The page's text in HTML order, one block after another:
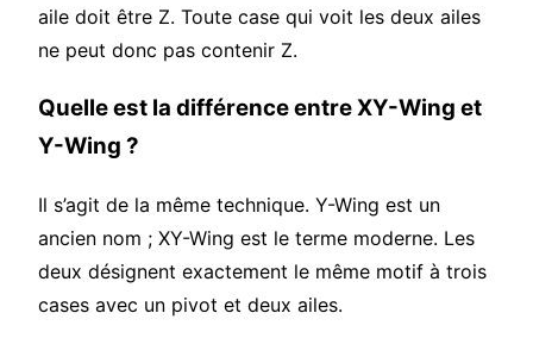
aile doit être Z. Toute case qui voit les deux ailes
ne peut donc pas contenir Z.
Quelle est la différence entre XY-Wing et
Y-Wing ?
Il s’agit de la même technique. Y-Wing est un
ancien nom ; XY-Wing est le terme moderne. Les
deux désignent exactement le même motif à trois
cases avec un pivot et deux ailes.